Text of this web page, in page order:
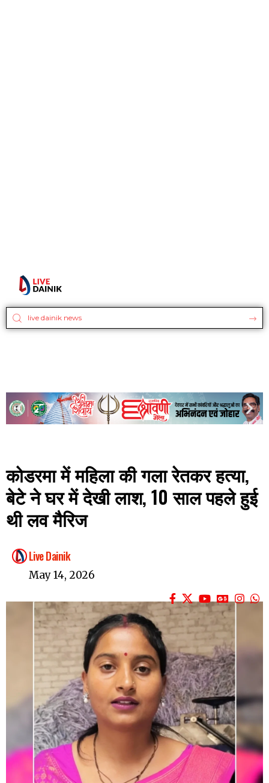
कोडरमा में महिला की गला रेतकर हत्या,
बेटे ने घर में देखी लाश, 10 साल पहले हुई
थी लव मैरिज
Live Dainik
May 14, 2026